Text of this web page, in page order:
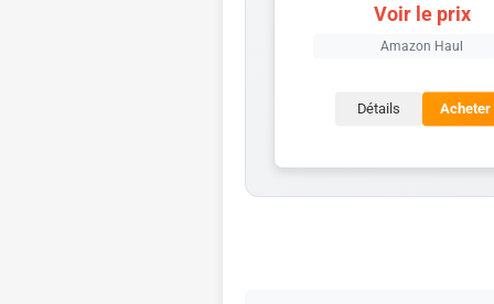
Voir le prix
Amazon Haul
Détails Acheter